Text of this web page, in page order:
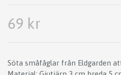
69 kr
Söta småfåglar från Eldgarden